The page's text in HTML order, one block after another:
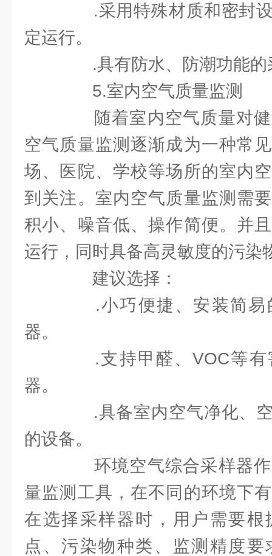
.采用特殊材质和密封设
定运行。
.具有防水、防潮功能的
5.室内空气质量监测
随着室内空气质量对健
空气质量监测逐渐成为一种常
场、医院、学校等场所的室内
到关注。室内空气质量监测需
积小、噪音低、操作简便。并
运行，同时具备高灵敏度的污染
建议选择：
.小巧便捷、安装简易
器。
.支持甲醛、VOC等有
器。
.具备室内空气净化、空
的设备。
环境空气综合采样器作
量监测工具，在不同的环境下
在选择采样器时，用户需要根
点、污染物种类、监测精度